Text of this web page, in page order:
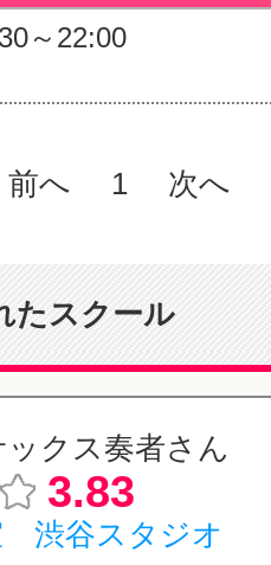
～22:00
前へ 1 次へ
たスクール
クス奏者さん
3.83
渋谷スタジオ